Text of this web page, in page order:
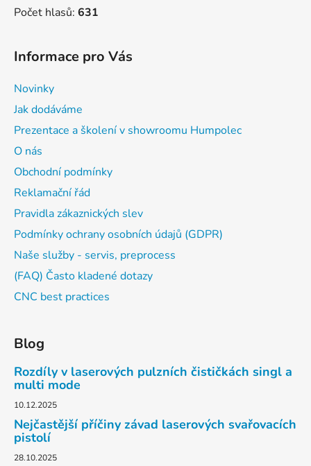
Počet hlasů: 631
Informace pro Vás
Novinky
Jak dodáváme
Prezentace a školení v showroomu Humpolec
O nás
Obchodní podmínky
Reklamační řád
Pravidla zákaznických slev
Podmínky ochrany osobních údajů (GDPR)
Naše služby - servis, preprocess
(FAQ) Často kladené dotazy
CNC best practices
Blog
Rozdíly v laserových pulzních čističkách singl a
multi mode
10.12.2025
Nejčastější příčiny závad laserových svařovacích
pistolí
28.10.2025